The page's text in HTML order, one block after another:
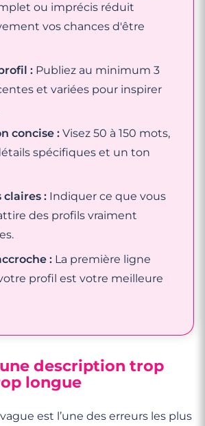
ou imprécis réduit
vos chances d'être
:Publiez au minimum 3
et variées pour inspirer
concise :Visez 50 à 150 mots,
spécifiques et un ton
:Indiquer ce que vous
des profils vraiment
:La première ligne
profil est votre meilleure
une description trop
longue
est l’une des erreurs les plus